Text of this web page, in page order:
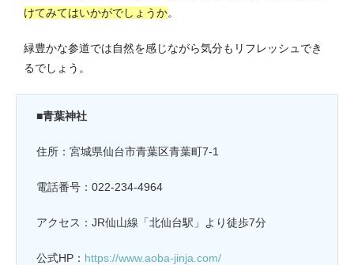
けてみてはいかがでしょうか。
緑豊かな参道では自然を感じながら気分もリフレッシュでき
るでしょう。
■青葉神社
住所： 宮城県仙台市青葉区青葉町7-1
電話番号： 022-234-4964
アクセス：JR仙山線「北仙台駅」より徒歩7分
公式HP： https://www.aoba-jinja.com/